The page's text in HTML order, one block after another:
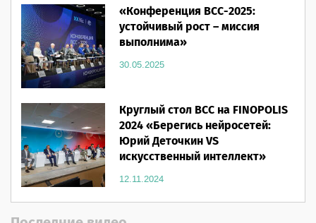
«Конференция ВСС-2025:
устойчивый рост – миссия
выполнима»
30.05.2025
Круглый стол ВСС на FINOPOLIS
2024 «Берегись нейросетей:
Юрий Деточкин VS
искусственный интеллект»
12.11.2024